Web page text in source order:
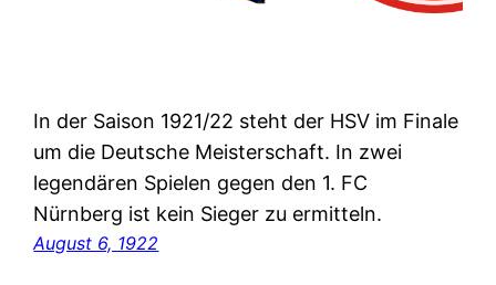
In der Saison 1921/22 steht der HSV im Finale
um die Deutsche Meisterschaft. In zwei
legendären Spielen gegen den 1. FC
Nürnberg ist kein Sieger zu ermitteln.
August 6, 1922